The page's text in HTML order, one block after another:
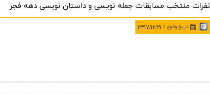
نفرات منتخب مسابقات جمله نویسی و داستان نویسی دهه فجر
تاريخ وقوع : ۱۳۹۷/۱۲/۲۱